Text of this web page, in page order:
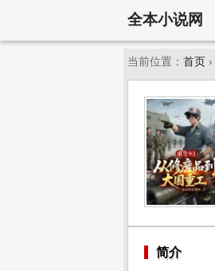
全本小说网
当前位置： 首页 ›
简介